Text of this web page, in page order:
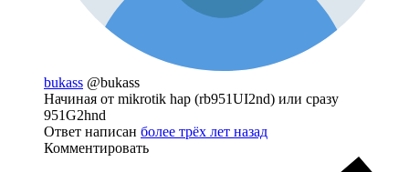
bukass @bukass
Начиная от mikrotik hap (rb951UI2nd) или сразу
951G2hnd
Ответ написан более трёх лет назад
Комментировать